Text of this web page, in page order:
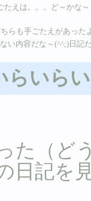
えは。。。ど～かな
らも手ごたえがあっ
い内容だな～(^^;)日記
いら
た（ど
日記を